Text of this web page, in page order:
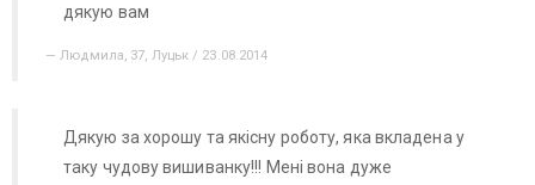
дякую вам
Людмила, 37, Луцьк / 23.08.2014
Дякую за хорошу та якісну роботу, яка вкладена у
таку чудову вишиванку!!! Мені вона дуже